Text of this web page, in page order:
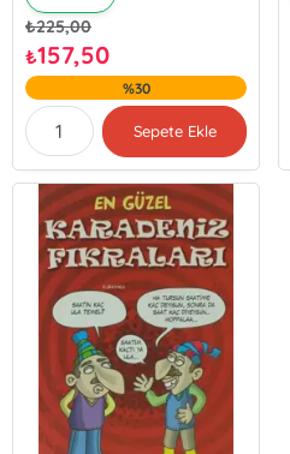
₺225,00
₺157,50
%30
Sepete Ekle